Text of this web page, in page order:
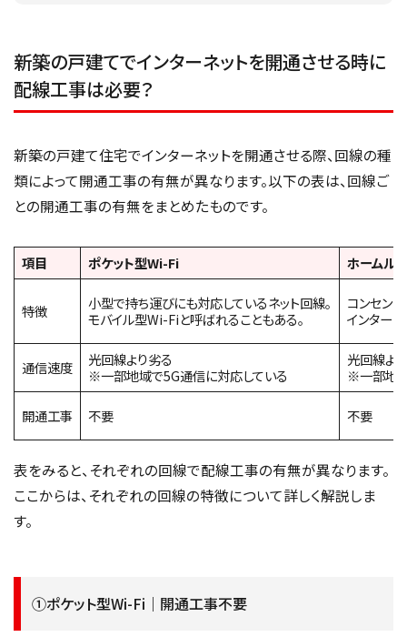
新築の戸建てでインターネットを開通させる時に
配線工事は必要？
新築の戸建て住宅でインターネットを開通させる際、回線の種
類によって開通工事の有無が異なります。以下の表は、回線ご
との開通工事の有無をまとめたものです。
項目 ポケット型Wi-Fi ホームル
特徴
小型で持ち運びにも対応しているネット回線。
モバイル型Wi-Fiと呼ばれることもある。
コンセン
インター
通信速度
光回線より劣る
※一部地域で5G通信に対応している
光回線よ
※一部地
開通工事 不要 不要
表をみると、それぞれの回線で配線工事の有無が異なります。
ここからは、それぞれの回線の特徴について詳しく解説しま
す。
①ポケット型Wi-Fi｜開通工事不要